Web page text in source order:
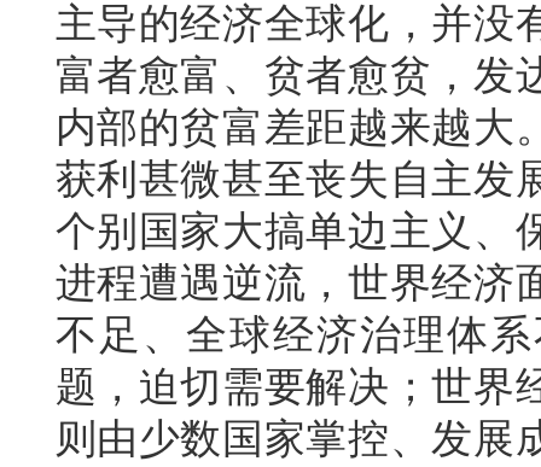
主导的经济全球化，并没
富者愈富、贫者愈贫，发
内部的贫富差距越来越大
获利甚微甚至丧失自主发
个别国家大搞单边主义、
进程遭遇逆流，世界经济
不足、全球经济治理体
题，迫切需要解决；世界
则由少数国家掌控、发展